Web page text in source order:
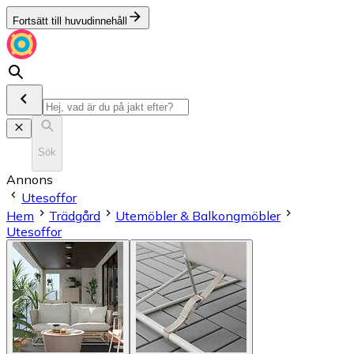
Fortsätt till huvudinnehåll
Sök
Annons
Utesoffor
Hem
Trädgård
Utemöbler & Balkongmöbler
Utesoffor